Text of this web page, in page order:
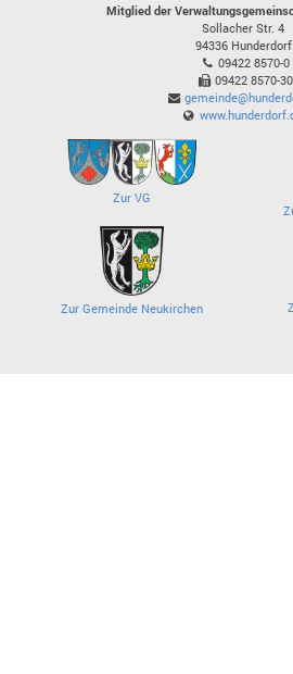
Mitglied der
Sollacher Str. 4
94336 Hunderdorf
09422 8570-0
09422 8570-30
Zur VG
Zur Gemeinde Neukirchen